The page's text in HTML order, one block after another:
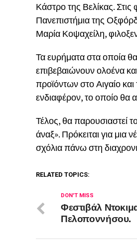
Κάστρο της Βελίκας. Στις
Πανεπιστήμια της
Μαρία Κοψαχείλη,
Τα ευρήματα στα οποία
επιβεβαιώνουν ολοένα
προϊόντων στο Αιγαίο
ενδιαφέρον, το οποίο θα
Τέλος, θα παρουσιαστεί
άναξ». Πρόκειται για
σχόλια πάνω στη
RELATED TOPICS:
DON'T MISS
Φεστιβάλ
Πελοποννήσου.